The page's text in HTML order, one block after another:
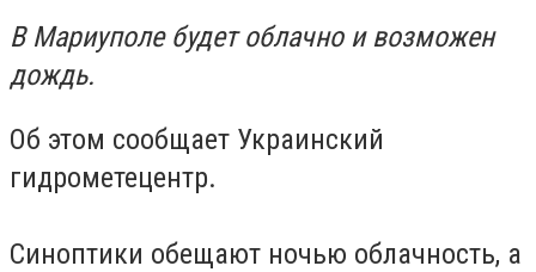
В Мариуполе будет облачно и возможен
дождь.
Об этом сообщает Украинский
гидрометецентр.
Синоптики обещают ночью облачность, а